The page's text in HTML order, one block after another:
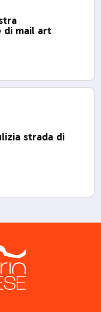
di mail art
strada di